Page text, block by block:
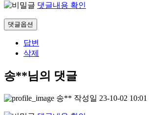
댓글내용 확인
댓글옵션
답변
삭제
송**님의 댓글
송** 작성일 23-10-02 10:01